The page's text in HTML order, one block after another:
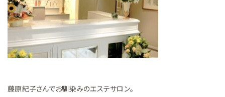
藤原紀子さんでお馴染みのエステサロン。